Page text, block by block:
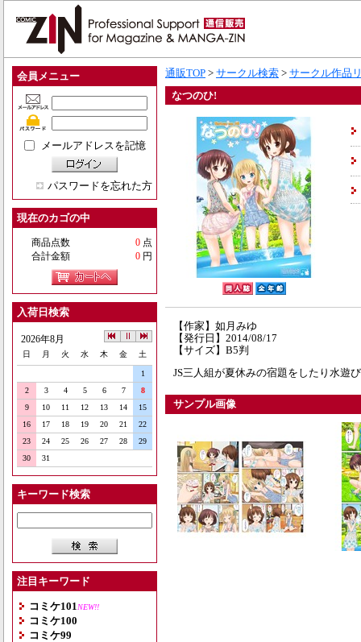
会員メニュー
メールアドレスを記憶
パスワードを忘れた方
現在のカゴの中
商品点数 0 点
合計金額
0 円
入荷日検索
2026年8月
日 月 火 水 木 金 土
1
2
3 4 5 6 7
8
9
10 11 12 13 14
15
16
17 18 19 20 21
22
23
24 25 26 27 28
29
30
31
キーワード検索
注目キーワード
コミケ101 NEW!!
コミケ100
コミケ99
通販TOP > サークル検索 > サークル作品
なつのひ!
【作家】如月みゆ
【発行日】2014/08/17
【サイズ】B5判
JS三人組が夏休みの宿題をしたり水遊
サンプル画像